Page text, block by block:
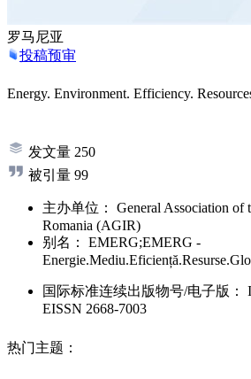
罗马尼亚
投稿预审
Energy. Environment. Efficiency.
发文量 250
被引量 99
主办单位：
General Association of
Romania (AGIR)
别名：
EMERG;EMERG -
国际标准连续出版物号/电子版 ：
EISSN 2668-7003
热门主题：